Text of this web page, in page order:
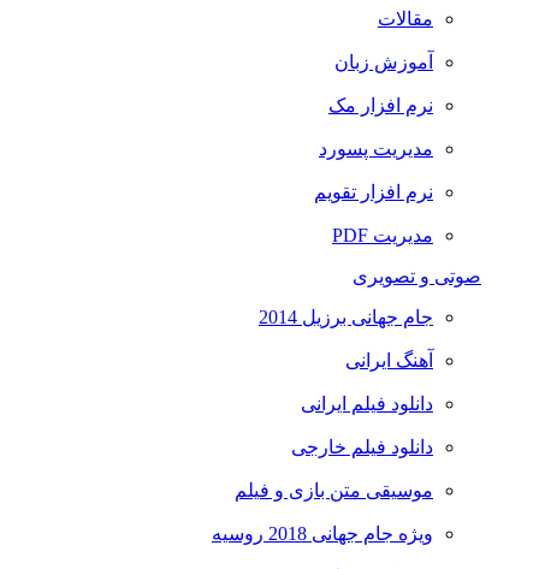
مقالات
آموزش زبان
نرم افزار مک
مدیریت پسورد
نرم افزار تقویم
مدیریت PDF
صوتی و تصویری
جام جهانی برزیل 2014
آهنگ ایرانی
دانلود فیلم ایرانی
دانلود فیلم خارجی
موسیقی متن بازی و فیلم
ویژه جام جهانی 2018 روسیه